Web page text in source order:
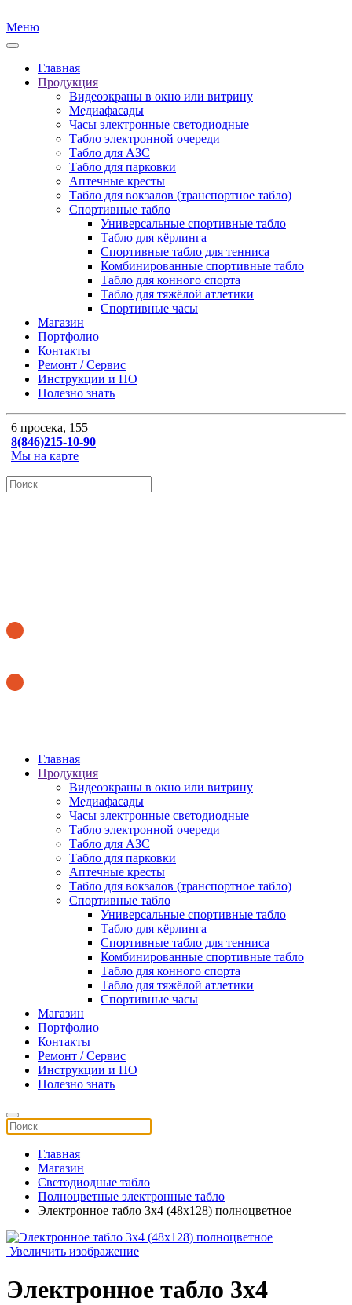
Меню
Главная
Продукция
Видеоэкраны в окно или витрину
Медиафасады
Часы электронные светодиодные
Табло электронной очереди
Табло для АЗС
Табло для парковки
Аптечные кресты
Табло для вокзалов (транспортное табло)
Спортивные табло
Универсальные спортивные табло
Табло для кёрлинга
Спортивные табло для тенниса
Комбинированные спортивные табло
Табло для конного спорта
Табло для тяжёлой атлетики
Спортивные часы
Магазин
Портфолио
Контакты
Ремонт / Сервис
Инструкции и ПО
Полезно знать
6 просека, 155
8(846)215-10-90
Мы на карте
Главная
Продукция
Видеоэкраны в окно или витрину
Медиафасады
Часы электронные светодиодные
Табло электронной очереди
Табло для АЗС
Табло для парковки
Аптечные кресты
Табло для вокзалов (транспортное табло)
Спортивные табло
Универсальные спортивные табло
Табло для кёрлинга
Спортивные табло для тенниса
Комбинированные спортивные табло
Табло для конного спорта
Табло для тяжёлой атлетики
Спортивные часы
Магазин
Портфолио
Контакты
Ремонт / Сервис
Инструкции и ПО
Полезно знать
Главная
Магазин
Светодиодные табло
Полноцветные электронные табло
Электронное табло 3x4 (48x128) полноцветное
Увеличить изображение
Электронное табло 3x4